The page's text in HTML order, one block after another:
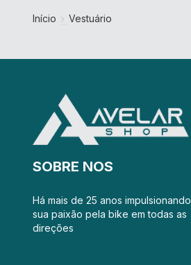
Início
Vestuário
SOBRE NOS
Há mais de 25 anos impulsionando
sua paixão pela bike em todas as
direções